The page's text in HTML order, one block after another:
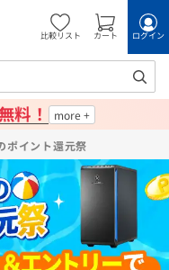
比較リスト カート ログイン
料！
ポイント還元祭